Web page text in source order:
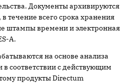
Документы архивируются
течение всего срока хранения
штампы времени и электронная
A.
на основе анализа
в соответствии с действующим
продукты Directum